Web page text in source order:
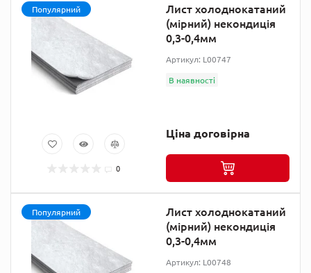
Популярний
0
Лист холоднокатаний
(мірний) некондиція
0,3-0,4мм
Артикул: L00747
В наявності
Ціна договірна
Популярний
Лист холоднокатаний
(мірний) некондиція
0,3-0,4мм
Артикул: L00748